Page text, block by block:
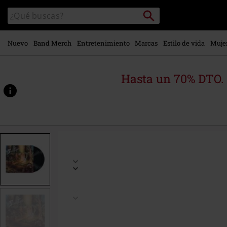
contenido
principal
Buscar
en
el
catálogo
Buscar
Nuevo Band Merch Entretenimiento Marcas Estilo de vida
Hasta un 70%
www.emp-
p/edge-
535382St.html